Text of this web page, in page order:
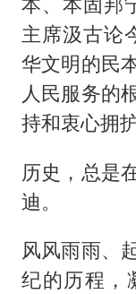
主席汲古论
华文明的民
人民服务的
持和衷心拥
历史，总是
迪。
风风雨雨、
纪的历程，